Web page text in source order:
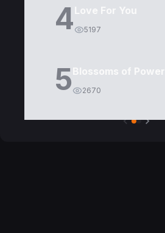
4Love For You
5197
5Blossoms of Power
2670